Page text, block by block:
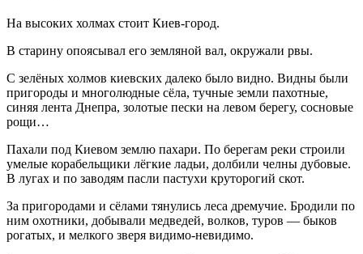
На высоких холмах стоит Киев-город.
В старину опоясывал его земляной вал, окружали рвы.
С зелёных холмов киевских далеко было видно. Видны были
пригороды и многолюдные сёла, тучные земли пахотные,
синяя лента Днепра, золотые пески на левом берегу, сосновые
рощи…
Пахали под Киевом землю пахари. По берегам реки строили
умелые корабельщики лёгкие ладьи, долбили челны дубовые.
В лугах и по заводям пасли пастухи круторогий скот.
За пригородами и сёлами тянулись леса дремучие. Бродили по
ним охотники, добывали медведей, волков, туров — быков
рогатых, и мелкого зверя видимо-невидимо.